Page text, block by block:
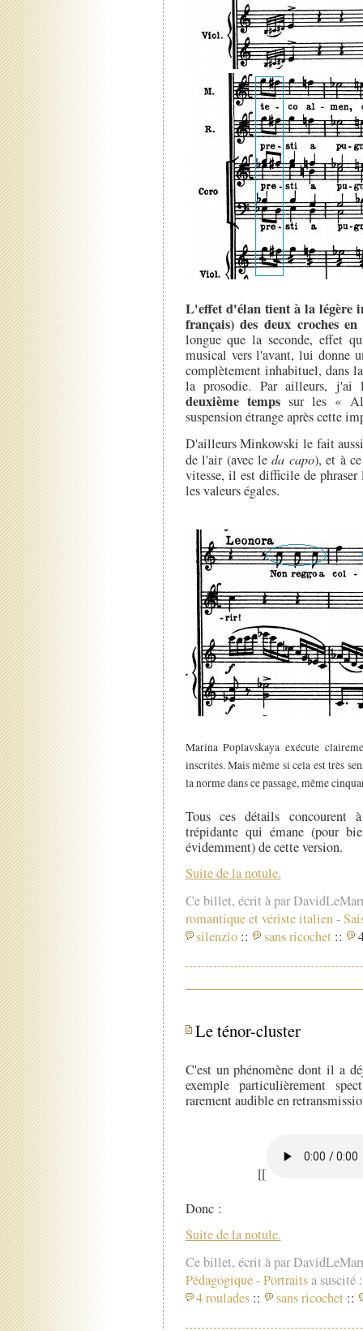
L'effet d'élan tient à la légère
français) des deux croches
longue que la seconde, effet
musical vers l'avant, lui donne
complètement inhabituel, dans
la prosodie. Par ailleurs, j'ai
deuxième tempssur les «
suspension étrange après cette
D'ailleurs Minkowski le fait
de l'air (avec leda capo), et à
vitesse, il est difficile de
les valeurs égales.
Marina Poplavskaya exécute
inscrites. Mais même si cela est très
la norme dans ce passage, même
Tous ces détails concourent
trépidante qui émane (pour
évidemment) de cette version.
Suite de la notule.
Ce billet, écrit à par
romantique et vériste italien-
silenzio :: sans ricochet ::
Le ténor-cluster
C'est un phénomène dont il a
exemple particulièrement
rarement audible en
[[
Donc :
Suite de la notule.
Ce billet, écrit à par
Pédagogique-Portraitsa suscité :
4 roulades :: sans ricochet ::